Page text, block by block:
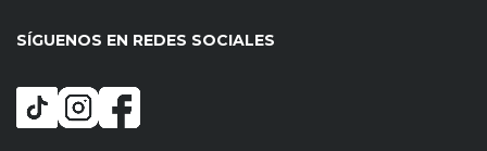
SÍGUENOS EN REDES SOCIALES